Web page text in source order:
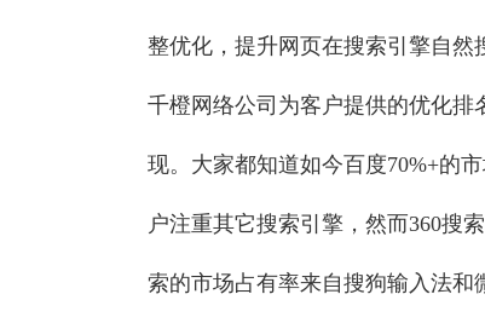
整优化，提升网页在搜索引擎自
千橙网络公司为客户提供的优化排
现。大家都知道如今百度70%+的
户注重其它搜索引擎，然而360搜
索的市场占有率来自搜狗输入法